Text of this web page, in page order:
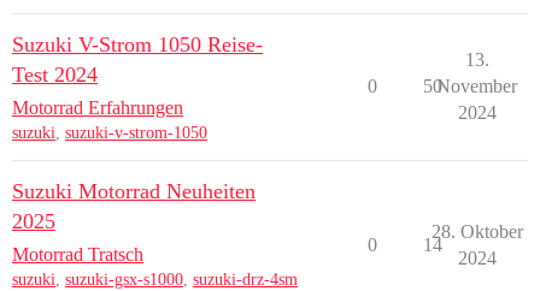
Suzuki V-Strom 1050 Reise-
Test 2024
Motorrad Erfahrungen
suzuki, suzuki-v-strom-1050
0 50
13.
November
2024
Suzuki Motorrad Neuheiten
2025
Motorrad Tratsch
suzuki, suzuki-gsx-s1000, suzuki-drz-4sm
0 14
28. Oktober
2024